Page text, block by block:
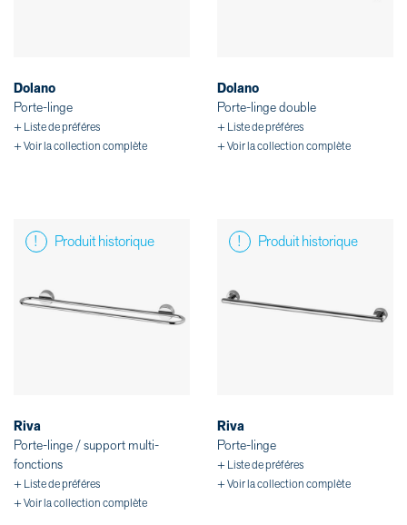
Dolano
Porte-linge
+ Liste de préféres
+ Voir la collection complète
Dolano
Porte-linge double
+ Liste de préféres
+ Voir la collection complète
Produit historique
Riva
Porte-linge / support multi-
fonctions
+ Liste de préféres
+ Voir la collection complète
Produit historique
Riva
Porte-linge
+ Liste de préféres
+ Voir la collection complète